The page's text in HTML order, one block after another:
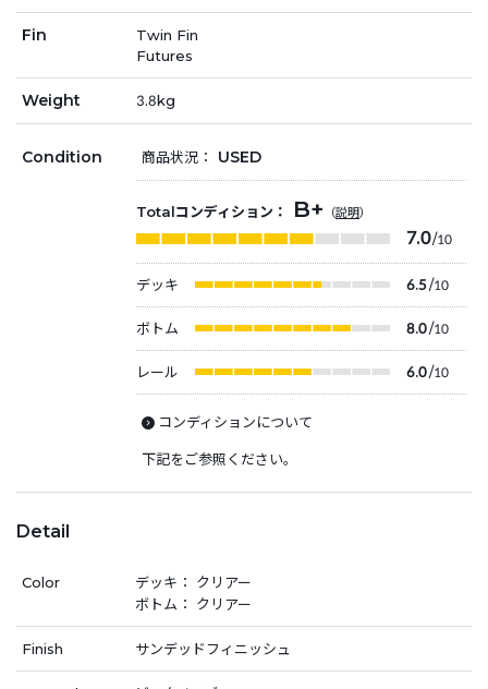
Fin
Twin Fin
Futures
Weight 3.8kg
Condition 商品状況： USED
Totalコンディション： B+ （説明）
7.0/10
デッキ 6.5/10
ボトム 8.0/10
レール 6.0/10
コンディションについて
下記をご参照ください。
Detail
Color
デッキ： クリアー
ボトム： クリアー
Finish サンデッドフィニッシュ